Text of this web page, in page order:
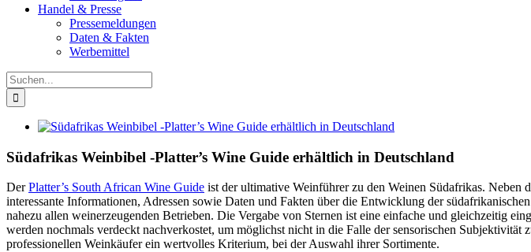
Handel & Presse
Pressemeldungen
Daten & Fakten
Werbemittel
Suche
nach:
Zeige
Bild
Südafrikas Weinbibel -Platter’s Wine Guide erhältlich in Deutschland
DerPlatter’s South African Wine Guide ist der ultimative Weinführer zu den Weinen Südafrikas.
interessante Informationen, Adressen sowie Daten und Fakten über die Entwicklung der
nahezu allen weinerzeugenden Betrieben. Die Vergabe von Sternen ist eine einfache und gleichzeitig
werden nochmals verdeckt nachverkostet, um möglichst nicht in die Falle der sensorischen
professionellen Weinkäufer ein wertvolles Kriterium, bei der Auswahl ihrer Sortimente.